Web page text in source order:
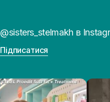
@sisters_stelmakh в
Підписатися